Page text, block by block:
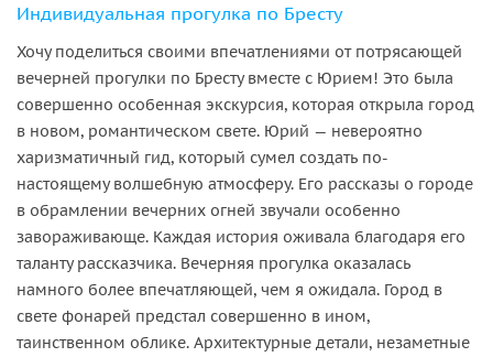
Индивидуальная прогулка по Бресту
Хочу поделиться своими впечатлениями от потрясающей
вечерней прогулки по Бресту вместе с Юрием! Это была
совершенно особенная экскурсия, которая открыла город
в новом, романтическом свете. Юрий — невероятно
харизматичный гид, который сумел создать по-
настоящему волшебную атмосферу. Его рассказы о городе
в обрамлении вечерних огней звучали особенно
завораживающе. Каждая история оживала благодаря его
таланту рассказчика. Вечерняя прогулка оказалась
намного более впечатляющей, чем я ожидала. Город в
свете фонарей предстал совершенно в ином,
таинственном облике. Архитектурные детали, незаметные